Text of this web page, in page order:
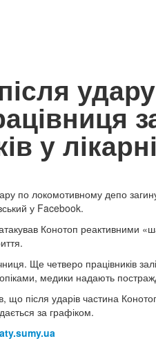
у
по локомотивному депо
у Facebook.
Конотоп реактивними
Ще четверо працівників
опіками, медики надають
що після ударів частина
за графіком.